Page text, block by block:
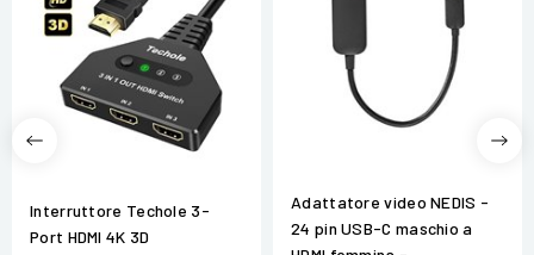
Interruttore Techole 3-
Port HDMI 4K 3D
Adattatore video NEDIS -
24 pin USB-C maschio a